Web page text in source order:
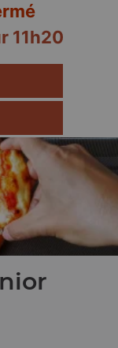
11h20